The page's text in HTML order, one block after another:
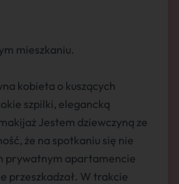
mieszkaniu.
kobieta o kuszących
szpilki, elegancką
Jestem dziewczyną ze
że na spotkaniu się nie
prywatnym apartamencie
przeszkadzał. W trakcie